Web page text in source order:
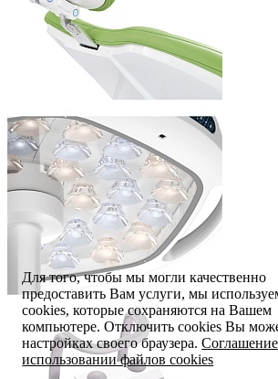
Для того, чтобы мы могли качественно
предоставить Вам услуги, мы
cookies, которые сохраняются на Вашем
компьютере. Отключить cookies Вы
настройках своего браузера.
использовании файлов cookies